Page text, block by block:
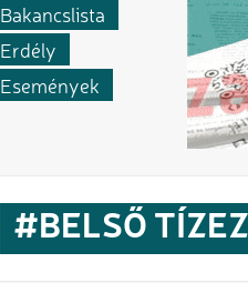
Bakancslista
Erdély
Események
BELSŐ